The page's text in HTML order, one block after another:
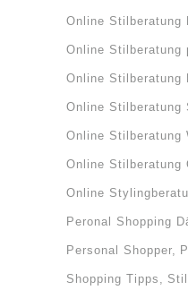
Online Stilberatung
Online Stilberatung
Online Stilberatung
Online Stilberatung
Online Stilberatung
Online Stilberatung
Online
Peronal Shopping
Personal Shopper
Shopping Tipps